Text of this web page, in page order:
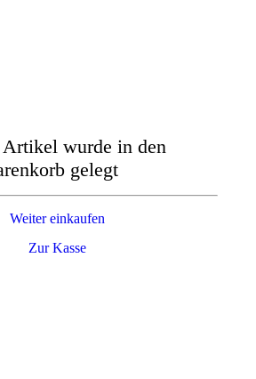
wurde in den
gelegt
Zur Kasse
Weiter einkaufen